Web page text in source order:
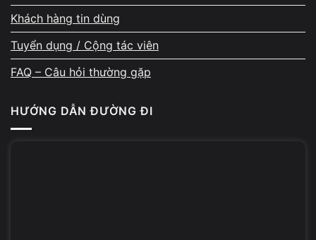
Khách hàng tin dùng
Tuyển dụng / Cộng tác viên
FAQ – Câu hỏi thường gặp
HƯỚNG DẪN ĐƯỜNG ĐI